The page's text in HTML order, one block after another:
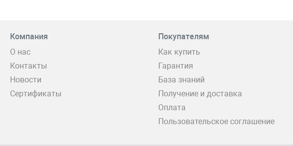
Компания
О нас
Контакты
Новости
Сертификаты
Покупателям
Как купить
Гарантия
База знаний
Получение и доставка
Оплата
Пользовательское соглашение